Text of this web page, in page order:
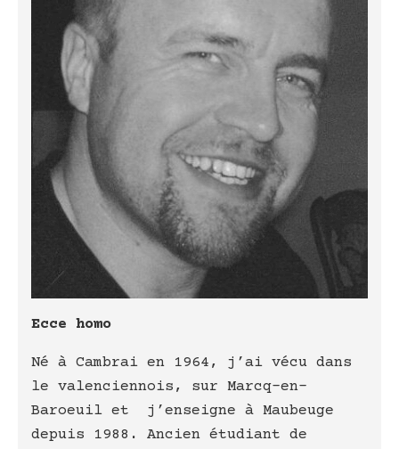
Ecce homo
Né à Cambrai en 1964, j’ai vécu dans
le valenciennois, sur Marcq-en-
Baroeuil et j’enseigne à Maubeuge
depuis 1988. Ancien étudiant de